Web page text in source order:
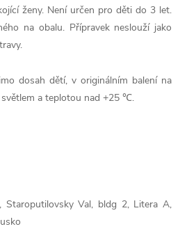
ženy. Není určen pro děti do 3 let.
na obalu. Přípravek neslouží jako
dosah dětí, v originálním balení na
a teplotou nad +25 ℃.
Staroputilovsky Val, bldg 2, Litera A,